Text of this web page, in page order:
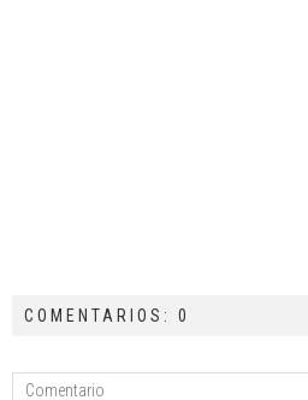
COMENTARIOS: 0